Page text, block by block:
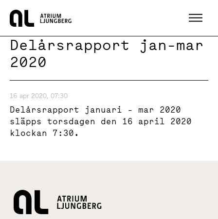
Hem
Delårsrapport jan-mar
2020
16 apr 2020, 07:30
Delårsrapport januari - mar 2020
släpps torsdagen den 16 april 2020
klockan 7:30.